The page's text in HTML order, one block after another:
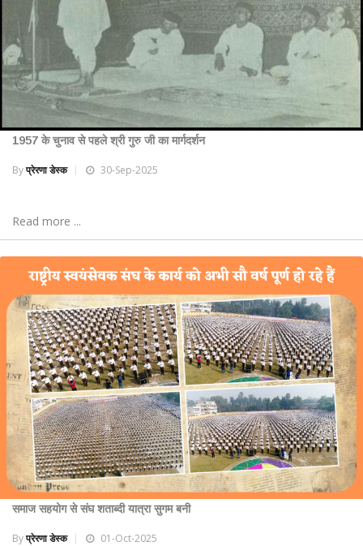
1957 के चुनाव से पहले श्री गुरु जी का मार्गदर्शन
Byप्रेरणा डेस्क 30-Sep-2025
Read more ...
समाज सहयोग से संघ शताब्दी यात्रा सुगम बनी
Byप्रेरणा डेस्क 01-Oct-2025